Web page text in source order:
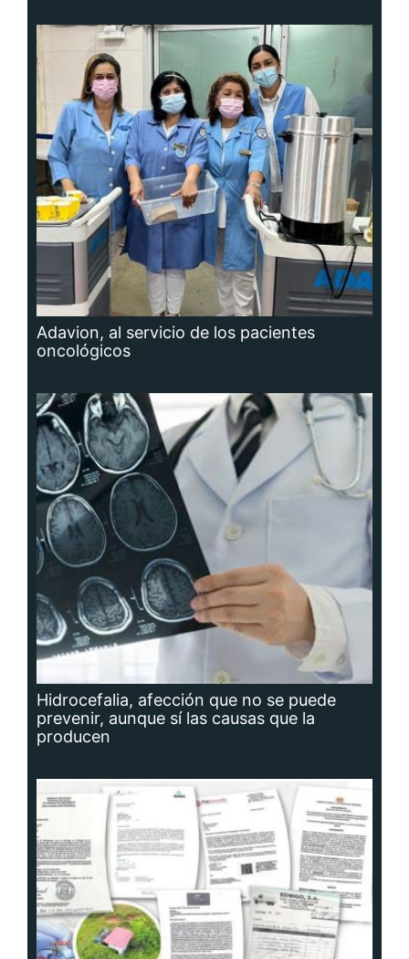
Adavion, al servicio de los pacientes
oncológicos
Hidrocefalia, afección que no se puede
prevenir, aunque sí las causas que la
producen